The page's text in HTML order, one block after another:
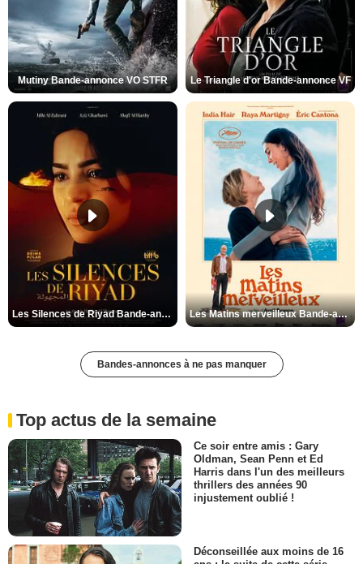
Mutiny Bande-annonce VO STFR Le Triangle d'or Bande-annonce VF
Les Silences de Riyad Bande-annonce VO STFR Les Matins merveilleux Bande-annonce VF
Bandes-annonces à ne pas manquer
Top actus de la semaine
Ce soir entre amis : Gary
Oldman, Sean Penn et Ed
Harris dans l'un des meilleurs
thrillers des années 90
injustement oublié !
Déconseillée aux moins de 16